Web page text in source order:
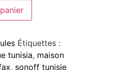
Étiquettes :
tunisia, maison
, sonoff tunisie